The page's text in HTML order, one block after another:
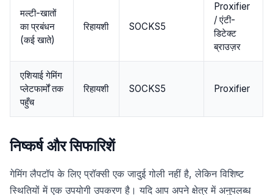
मल्टी-खातों
का प्रबंधन
(कई खाते)
रिहायशी SOCKS5
Proxifier
/ एंटी-
डिटेक्ट
ब्राउज़र
एशियाई गेमिंग
प्लेटफार्मों तक
पहुँच
रिहायशी SOCKS5 Proxifier
निष्कर्ष और सिफारिशें
गेमिंग लैपटॉप के लिए प्रॉक्सी एक जादुई गोली नहीं है, लेकिन विशिष्ट
स्थितियों में एक उपयोगी उपकरण है। यदि आप अपने क्षेत्र में अनुपलब्ध